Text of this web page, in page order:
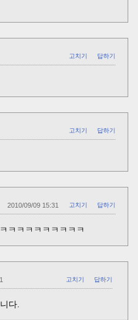
고치기 답하기
고치기 답하기
2010/09/09 15:31 고치기 답하기
ㅋㅋㅋㅋㅋㅋㅋㅋㅋ
고치기 답하기
다.